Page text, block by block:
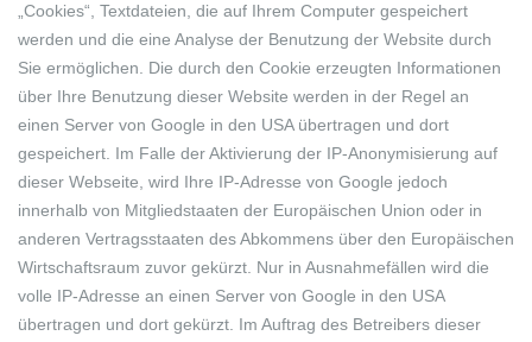
„Cookies“, Textdateien, die auf Ihrem Computer gespeichert
werden und die eine Analyse der Benutzung der Website durch
Sie ermöglichen. Die durch den Cookie erzeugten Informationen
über Ihre Benutzung dieser Website werden in der Regel an
einen Server von Google in den USA übertragen und dort
gespeichert. Im Falle der Aktivierung der IP-Anonymisierung auf
dieser Webseite, wird Ihre IP-Adresse von Google jedoch
innerhalb von Mitgliedstaaten der Europäischen Union oder in
anderen Vertragsstaaten des Abkommens über den Europäischen
Wirtschaftsraum zuvor gekürzt. Nur in Ausnahmefällen wird die
volle IP-Adresse an einen Server von Google in den USA
übertragen und dort gekürzt. Im Auftrag des Betreibers dieser